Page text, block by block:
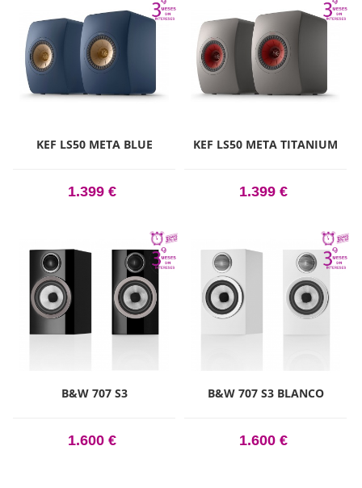
KEF LS50 META BLUE
1.399 €
KEF LS50 META TITANIUM
1.399 €
B&W 707 S3
1.600 €
B&W 707 S3 BLANCO
1.600 €